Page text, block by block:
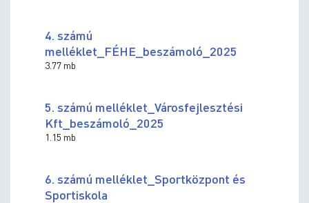
4. számú
melléklet_FÉHE_beszámoló_2025
3.77 mb
5. számú melléklet_Városfejlesztési
Kft_beszámoló_2025
1.15 mb
6. számú melléklet_Sportközpont és
Sportiskola